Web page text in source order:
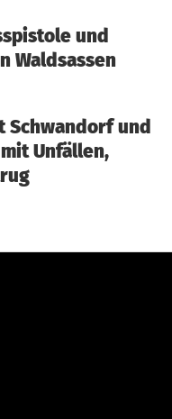
und
Waldsassen
Schwandorf und
Unfällen,